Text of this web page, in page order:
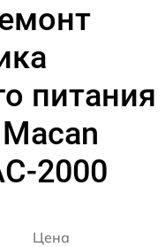
питания
2000
Цена